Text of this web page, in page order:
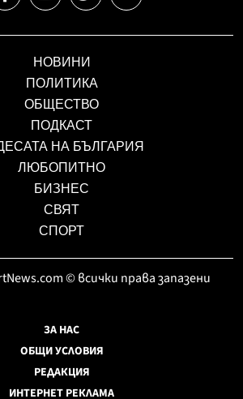
НОВИНИ
ПОЛИТИКА
ОБЩЕСТВО
ПОДКАСТ
НА БЪЛГАРИЯ
ЛЮБОПИТНО
БИЗНЕС
СВЯТ
СПОРТ
© всички права запазени
ЗА НАС
ОБЩИ УСЛОВИЯ
РЕДАКЦИЯ
ИНТЕРНЕТ РЕКЛАМА